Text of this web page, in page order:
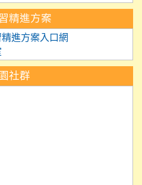
精進方案
進方案入口網
社群